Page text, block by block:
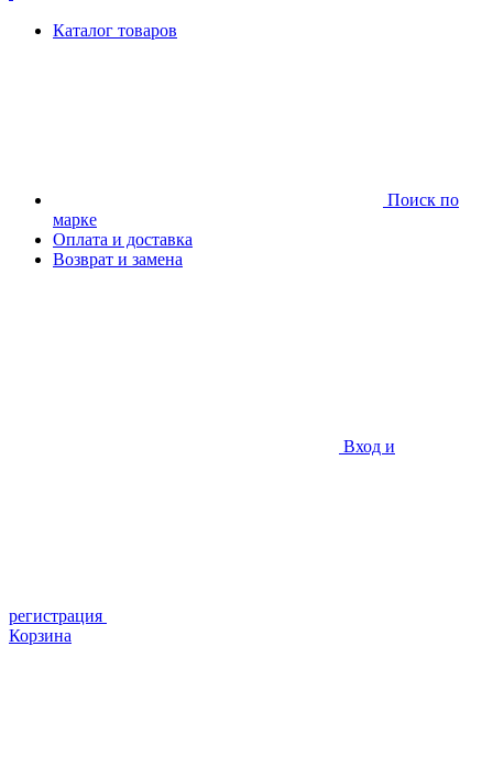
Каталог товаров
Поиск по
марке
Оплата и доставка
Возврат и замена
Вход и
регистрация
Корзина